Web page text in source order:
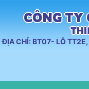
CÔNG
ĐỊA CHỈ: BT07- LÔ TT2E,